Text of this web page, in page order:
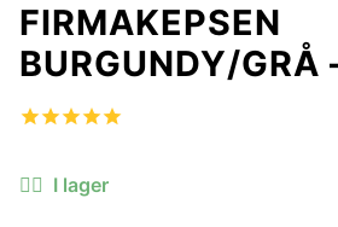
FIRMAKEPSEN
BURGUNDY/GRÅ
I lager